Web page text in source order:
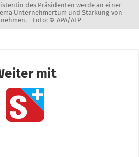
des Präsidenten werde an einer
Unternehmertum und Stärkung von
- Foto: © APA/AFP